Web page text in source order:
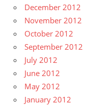
December 2012
November 2012
October 2012
September 2012
July 2012
June 2012
May 2012
January 2012